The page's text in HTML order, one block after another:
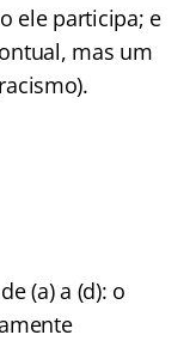
ele participa; e
mas um
(a) a (d): o